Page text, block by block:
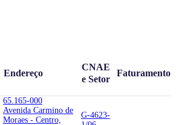
Endereço
CNAE
e Setor
Faturamento
65.165-000
Avenida Carmino de
Moraes - Centro,
G-4623-